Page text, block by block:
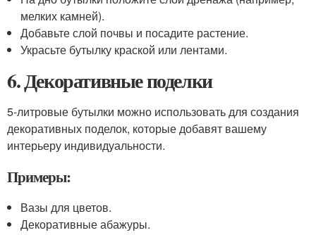
мелких камней).
Добавьте слой почвы и посадите растение.
Украсьте бутылку краской или лентами.
6. Декоративные поделки
5-литровые бутылки можно использовать для создания
декоративных поделок, которые добавят вашему
интерьеру индивидуальности.
Примеры:
Вазы для цветов.
Декоративные абажуры.